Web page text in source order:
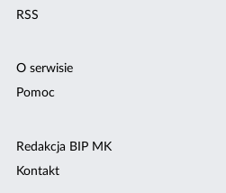
RSS
O serwisie
Pomoc
Redakcja BIP MK
Kontakt